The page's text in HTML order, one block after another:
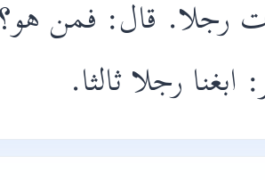
رجلا. قال: فمن
ابغنا رجلا ثالثا.